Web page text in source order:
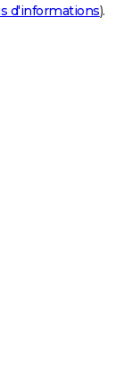
d'informations).